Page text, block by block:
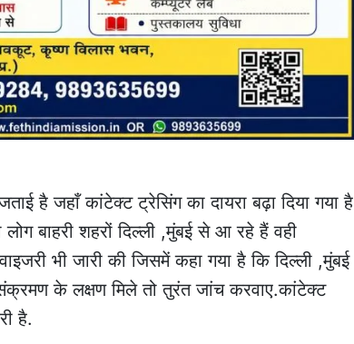
है जहाँ कांटेक्ट ट्रेसिंग का दायरा बढ़ा दिया गया है
बाहरी शहरों दिल्ली ,मुंबई से आ रहे हैं वही
भी जारी की जिसमें कहा गया है कि दिल्ली ,मुंबई
के लक्षण मिले तो तुरंत जांच करवाए.कांटेक्ट
है.